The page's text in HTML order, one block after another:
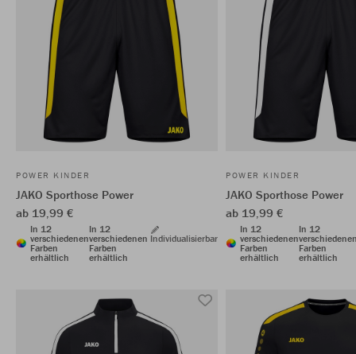
POWER KINDER
JAKO Sporthose Power
ab 19,99 €
In 12
verschiedenen
Farben
erhältlich
In 12
verschiedenen
Farben
erhältlich
Individualisierbar
POWER KINDER
JAKO Sporthose Power
ab 19,99 €
In 12
verschiedenen
Farben
erhältlich
In 12
Farben
erhältlich